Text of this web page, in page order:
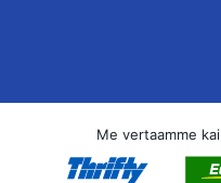
Me vertaamme